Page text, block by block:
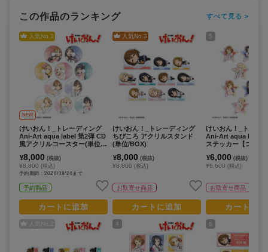
この作品のランキング すべて見る >
人気No.1
NEW
けいおん！_トレーディング
Ani-Art aqua label 第2弾 CD
風アクリルコースター(単位/
入り)
¥8,000 (税抜)
¥8,800 (税込)
予約期間：2026/08/24まで
予約商品
カートに追加
人気No. 2
人気No.3
けいおん！_トレーディング
ちびころ アクリルスタンド
(単位/BOX)
¥8,000 (税抜)
¥8,800 (税込)
お取寄せ商品
カートに追加
4
5
けいおん！_トレー
Ani-Art aqua label
ステッカー【コンプ
¥6,000 (税抜)
¥6,600 (税込)
お取寄せ商品
カートに
6